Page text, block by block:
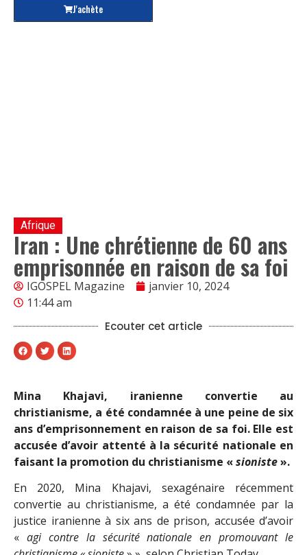
J'achète
Afrique
Iran : Une chrétienne de 60 ans
emprisonnée en raison de sa foi
IGOSPEL Magazine
janvier 10, 2024
11:44 am
Ecouter cet article
Mina Khajavi, iranienne convertie au
christianisme, a été condamnée à une peine de six
ans d’emprisonnement en raison de sa foi. Elle est
accusée d’avoir attenté à la sécurité nationale en
faisant la promotion du christianisme «sioniste».
En 2020, Mina Khajavi, sexagénaire récemment
convertie au christianisme, a été condamnée par la
justice iranienne à six ans de prison, accusée d’avoir
« agi contre la sécurité nationale en promouvant le